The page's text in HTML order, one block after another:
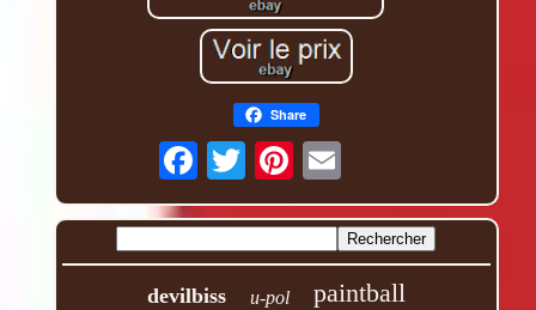
Share
devilbiss u-pol paintball